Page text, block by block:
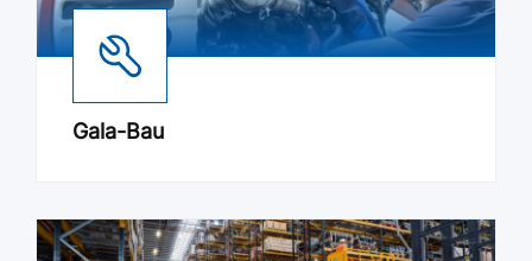
Gala-Bau